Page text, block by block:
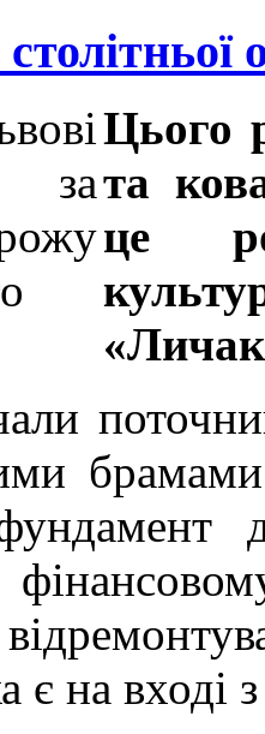
Цього
та
це
є на